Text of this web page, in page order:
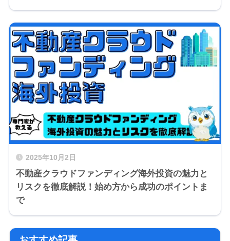
2025年10月2日
不動産クラウドファンディング海外投資の魅力と
リスクを徹底解説！始め方から成功のポイントま
で